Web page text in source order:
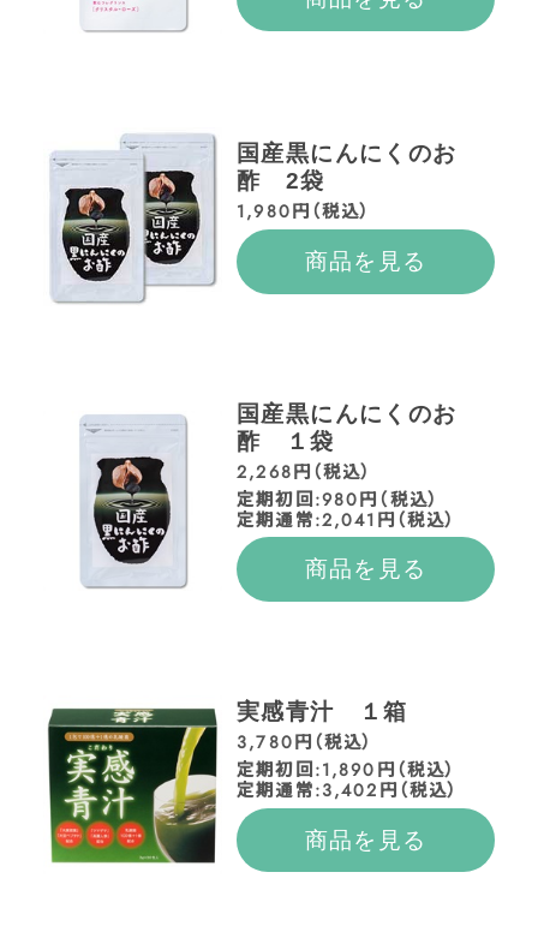
国産黒にんにくのお
酢 2袋
1,980円（税込）
商品を見る
国産黒にんにくのお
酢 １袋
2,268円（税込）
定期初回:980円（税込）
定期通常:2,041円（税込）
商品を見る
実感青汁 １箱
3,780円（税込）
定期初回:1,890円（税込）
定期通常:3,402円（税込）
商品を見る